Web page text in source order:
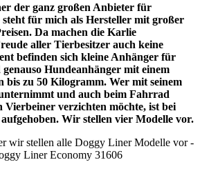
der ganz großen Anbieter für
für mich als Hersteller mit großer
Da machen die Karlie
aller Tierbesitzer auch keine
befinden sich kleine Anhänger für
Hundeanhänger mit einem
bis zu 50 Kilogramm. Wer mit seinem
und auch beim Fahrrad
Vierbeiner verzichten möchte, ist bei
Wir stellen vier Modelle vor.